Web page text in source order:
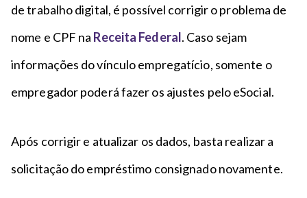
de trabalho digital, é possível corrigir o problema de
nome e CPF na Receita Federal. Caso sejam
informações do vínculo empregatício, somente o
empregador poderá fazer os ajustes pelo eSocial.
Após corrigir e atualizar os dados, basta realizar a
solicitação do empréstimo consignado novamente.